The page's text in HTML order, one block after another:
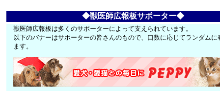
◆獣医師広報板サポーター◆
獣医師広報板は多くのサポーターによって支えられています。
以下のバナーはサポーターの皆さんのもので、口数に応じてランダムに
ます。